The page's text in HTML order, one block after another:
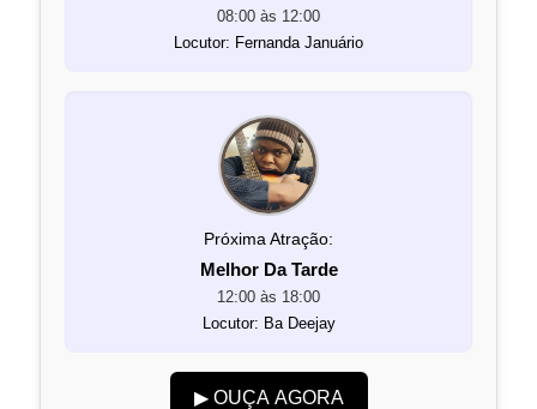
08:00 às 12:00
Locutor: Fernanda Januário
Próxima Atração:
Melhor Da Tarde
12:00 às 18:00
Locutor: Ba Deejay
▶ OUÇA AGORA